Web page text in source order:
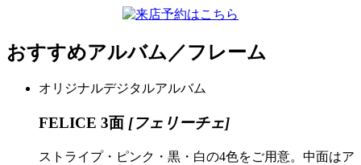
おすすめアルバム／フレーム
オリジナルデジタルアルバム
FELICE 3面 [フェリーチェ]
ストライプ・ピンク・黒・白の4色をご用意。中面はア